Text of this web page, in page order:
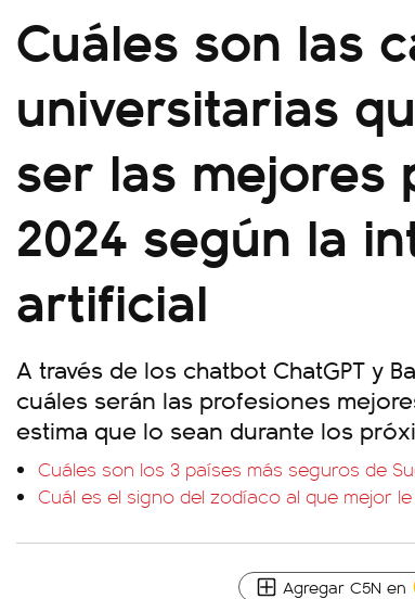
Cuáles son las
universitarias
ser las mejores
2024 según la
artificial
A través de los chatbot ChatGPT y
cuáles serán las profesiones
estima que lo sean durante los
Cuáles son los 3 países más seguros de
Cuál es el signo del zodíaco al que mejor
Agregar C5N en